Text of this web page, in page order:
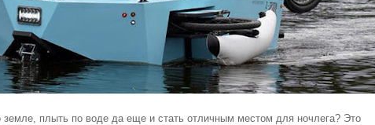
земле, плыть по воде да еще и стать отличным местом для ночлега? Это